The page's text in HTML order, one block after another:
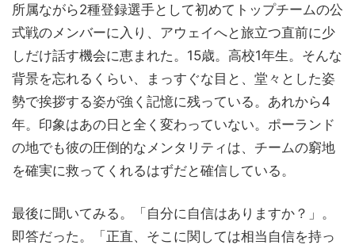
所属ながら2種登録選手として初めてトップチームの公
式戦のメンバーに入り、アウェイへと旅立つ直前に少
しだけ話す機会に恵まれた。15歳。高校1年生。そんな
背景を忘れるくらい、まっすぐな目と、堂々とした姿
勢で挨拶する姿が強く記憶に残っている。あれから4
年。印象はあの日と全く変わっていない。ポーランド
の地でも彼の圧倒的なメンタリティは、チームの窮地
を確実に救ってくれるはずだと確信している。
最後に聞いてみる。「自分に自信はありますか？」。
即答だった。「正直、そこに関しては相当自信を持っ